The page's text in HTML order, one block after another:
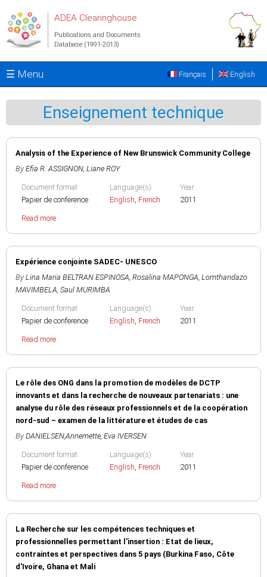
ADEA Clearinghouse
Publications and Documents
Database (1991-2013)
☰ Menu English
Français
Enseignement technique
Analysis of the Experience of New Brunswick Community College
By Efia R. ASSIGNON, Liane ROY
Document format
Papier de conference
Language(s)
English, French
Year
2011
Read more
Expérience conjointe SADEC- UNESCO
By Lina Maria BELTRAN ESPINOSA, Rosalina MAPONGA, Lomthandazo
MAVIMBELA, Saul MURIMBA
Document format
Papier de conference
Language(s)
English, French
Year
2011
Read more
Le rôle des ONG dans la promotion de modèles de DCTP
innovants et dans la recherche de nouveaux partenariats : une
analyse du rôle des réseaux professionnels et de la coopération
nord-sud – examen de la littérature et études de cas
By DANIELSEN,Annemette, Eva IVERSEN
Document format
Papier de conference
Language(s)
English, French
Year
2011
Read more
La Recherche sur les compétences techniques et
professionnelles permettant l'insertion : Etat de lieux,
contraintes et perspectives dans 5 pays (Burkina Faso, Côte
d'Ivoire, Ghana et Mali